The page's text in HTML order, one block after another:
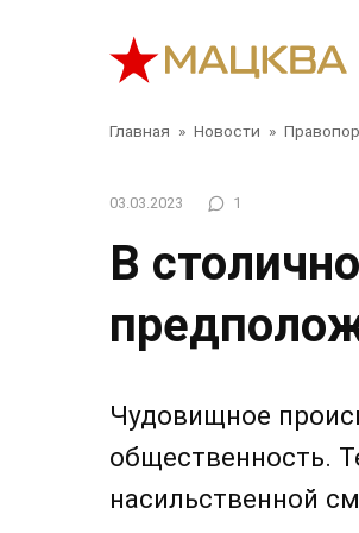
Главная » Новости »
03.03.2023 1
В
Чудовищное
общественность.
насильственной